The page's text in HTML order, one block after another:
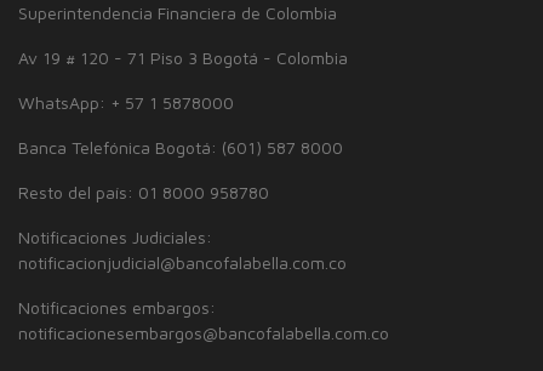
Superintendencia Financiera de Colombia
Av 19 # 120 - 71 Piso 3 Bogotá - Colombia
WhatsApp: + 57 1 5878000
Banca Telefónica Bogotá: (601) 587 8000
Resto del país: 01 8000 958780
Notificaciones Judiciales:
notificacionjudicial@bancofalabella.com.co
Notificaciones embargos:
notificacionesembargos@bancofalabella.com.co